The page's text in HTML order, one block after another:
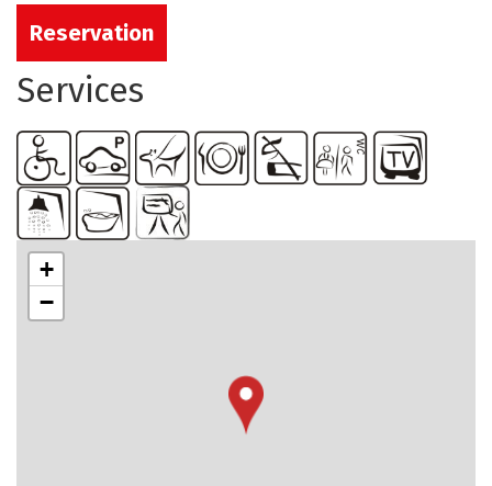
Reservation
Services
+
−